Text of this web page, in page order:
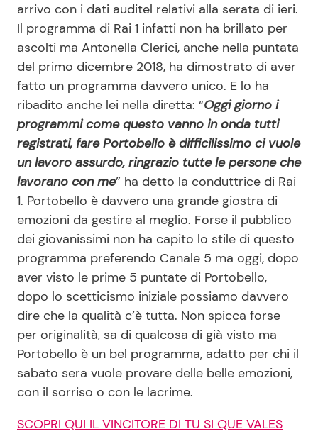
News benessere
Salute
Viaggi e Turismo
Festività
Primi Piatti
Ricette Facili e Veloci
Ricette Feste
Ricette per Bambini
Seguici
Info
Chi siamo
Disclaimer e Privacy
Redazione
Contattaci
Pubblicità
arrivo con i dati auditel relativi alla serata di ieri.
Il programma di Rai 1 infatti non ha brillato per
ascolti ma Antonella Clerici, anche nella puntata
del primo dicembre 2018, ha dimostrato di aver
fatto un programma davvero unico. E lo ha
ribadito anche lei nella diretta: “Oggi giorno i
programmi come questo vanno in onda tutti
registrati, fare Portobello è difficilissimo ci vuole
un lavoro assurdo, ringrazio tutte le persone che
lavorano con me” ha detto la conduttrice di Rai
1. Portobello è davvero una grande giostra di
emozioni da gestire al meglio. Forse il pubblico
dei giovanissimi non ha capito lo stile di questo
programma preferendo Canale 5 ma oggi, dopo
aver visto le prime 5 puntate di Portobello,
dopo lo scetticismo iniziale possiamo davvero
dire che la qualità c’è tutta. Non spicca forse
per originalità, sa di qualcosa di già visto ma
Portobello è un bel programma, adatto per chi il
sabato sera vuole provare delle belle emozioni,
con il sorriso o con le lacrime.
SCOPRI QUI IL VINCITORE DI TU SI QUE VALES